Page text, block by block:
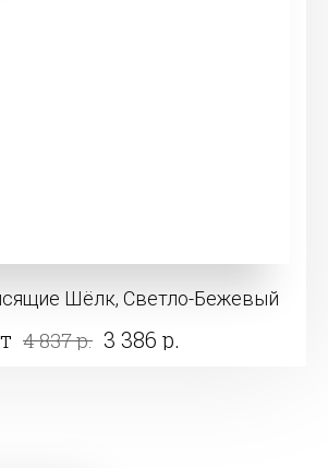
Шёлк, Светло-Бежевый
4 837 р. 3 386 р.